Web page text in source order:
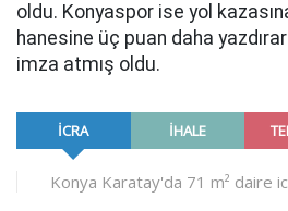
oldu. Konyaspor ise yol
hanesine üç puan daha
imza atmış oldu.